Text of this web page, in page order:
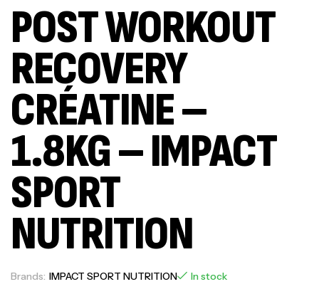
POST WORKOUT
RECOVERY
CRÉATINE –
1.8KG – IMPACT
SPORT
NUTRITION
Brands: IMPACT SPORT NUTRITION In stock